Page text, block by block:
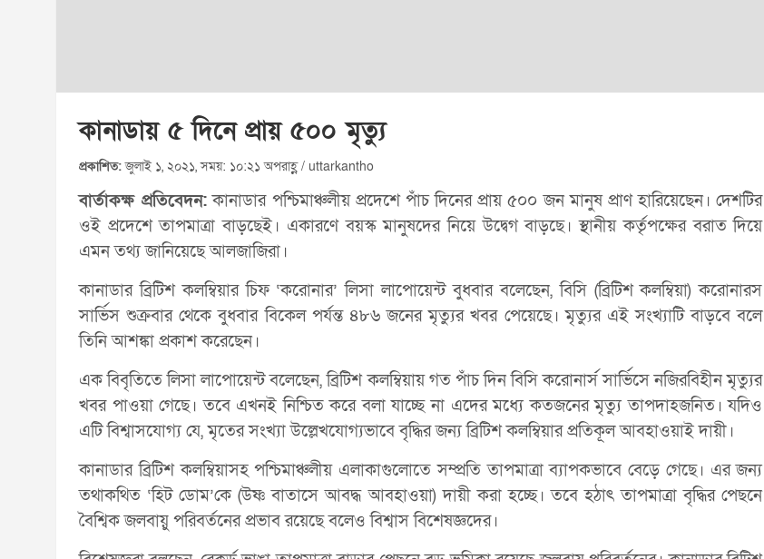
কানাডায় ৫ দিনে প্রায় ৫০০ মৃত্যু
প্রকাশিত:জুলাই ১, ২০২১, সময়: ১০:২১ অপরাহ্ণ / uttarkantho
বার্তাকক্ষ প্রতিবেদন: কানাডার পশ্চিমাঞ্চলীয় প্রদেশে পাঁচ দিনের প্রায় ৫০০ জন মানুষ প্রাণ হারিয়েছেন। দেশটির
ওই প্রদেশে তাপমাত্রা বাড়ছেই। একারণে বয়স্ক মানুষদের নিয়ে উদ্বেগ বাড়ছে। স্থানীয় কর্তৃপক্ষের বরাত দিয়ে
এমন তথ্য জানিয়েছে আলজাজিরা।
কানাডার ব্রিটিশ কলম্বিয়ার চিফ ‘করোনার’ লিসা লাপোয়েন্ট বুধবার বলেছেন, বিসি (ব্রিটিশ কলম্বিয়া) করোনারস
সার্ভিস শুক্রবার থেকে বুধবার বিকেল পর্যন্ত ৪৮৬ জনের মৃত্যুর খবর পেয়েছে। মৃত্যুর এই সংখ্যাটি বাড়বে বলে
তিনি আশঙ্কা প্রকাশ করেছেন।
এক বিবৃতিতে লিসা লাপোয়েন্ট বলেছেন, ব্রিটিশ কলম্বিয়ায় গত পাঁচ দিন বিসি করোনার্স সার্ভিসে নজিরবিহীন মৃত্যুর
খবর পাওয়া গেছে। তবে এখনই নিশ্চিত করে বলা যাচ্ছে না এদের মধ্যে কতজনের মৃত্যু তাপদাহজনিত। যদিও
এটি বিশ্বাসযোগ্য যে, মৃতের সংখ্যা উল্লেখযোগ্যভাবে বৃদ্ধির জন্য ব্রিটিশ কলম্বিয়ার প্রতিকূল আবহাওয়াই দায়ী।
কানাডার ব্রিটিশ কলম্বিয়াসহ পশ্চিমাঞ্চলীয় এলাকাগুলোতে সম্প্রতি তাপমাত্রা ব্যাপকভাবে বেড়ে গেছে। এর জন্য
তথাকথিত ‘হিট ডোম’কে (উষ্ণ বাতাসে আবদ্ধ আবহাওয়া) দায়ী করা হচ্ছে। তবে হঠাৎ তাপমাত্রা বৃদ্ধির পেছনে
বৈশ্বিক জলবায়ু পরিবর্তনের প্রভাব রয়েছে বলেও বিশ্বাস বিশেষজ্ঞদের।